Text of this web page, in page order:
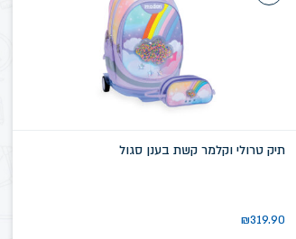
תיק טרולי וקלמר קשת בענן סגול
₪319.90